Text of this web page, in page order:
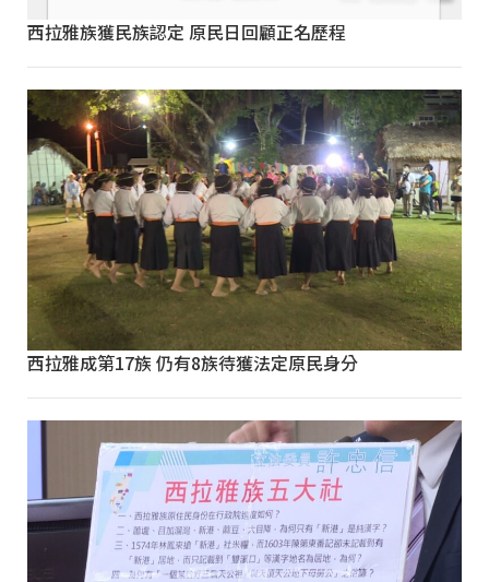
西拉雅族獲民族認定 原民日回顧正名歷程
西拉雅成第17族 仍有8族待獲法定原民身分